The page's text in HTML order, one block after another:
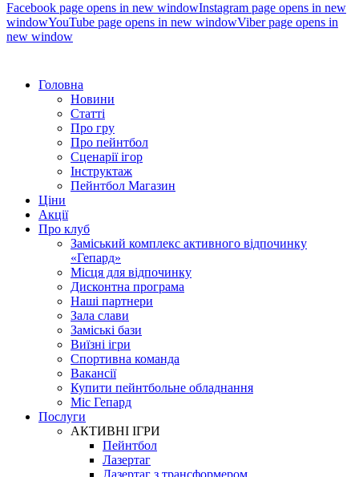
Facebook page opens in new windowInstagram page opens in new
windowYouTube page opens in new windowViber page opens in
new window
Головна
Новини
Статті
Про гру
Про пейнтбол
Сценарії ігор
Інструктаж
Пейнтбол Магазин
Ціни
Акції
Про клуб
Заміський комплекс активного відпочинку
«Гепард»
Місця для відпочинку
Дисконтна програма
Наші партнери
Зала слави
Заміські бази
Виїзні ігри
Спортивна команда
Вакансії
Купити пейнтбольне обладнання
Міс Гепард
Послуги
АКТИВНІ ІГРИ
Пейнтбол
Лазертаг
Лазертаг з трансформером